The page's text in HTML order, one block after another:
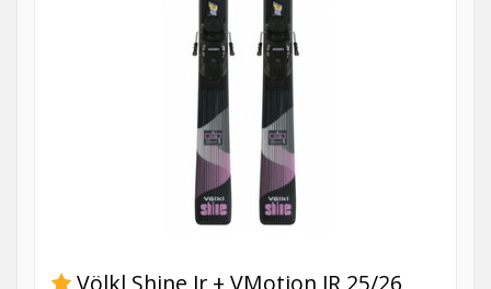
Völkl Shine Jr + VMotion JR 25/26